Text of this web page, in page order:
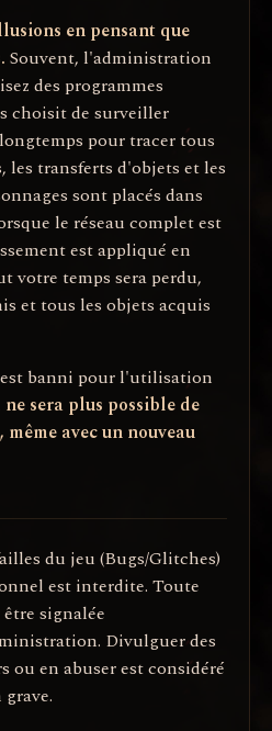
en pensant que
Souvent, l'administration
des programmes
choisit de surveiller
pour tracer tous
les transferts d'objets et les
sont placés dans
le réseau complet est
est appliqué en
votre temps sera perdu,
et tous les objets acquis
banni pour l'utilisation
sera plus possible de
avec un nouveau
du jeu (Bugs/Glitches)
est interdite. Toute
signalée
Divulguer des
ou en abuser est considéré